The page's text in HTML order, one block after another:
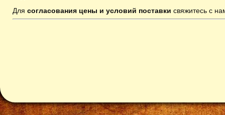
Для согласования цены и условий поставки свяжитесь с